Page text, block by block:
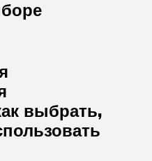
выбрать,